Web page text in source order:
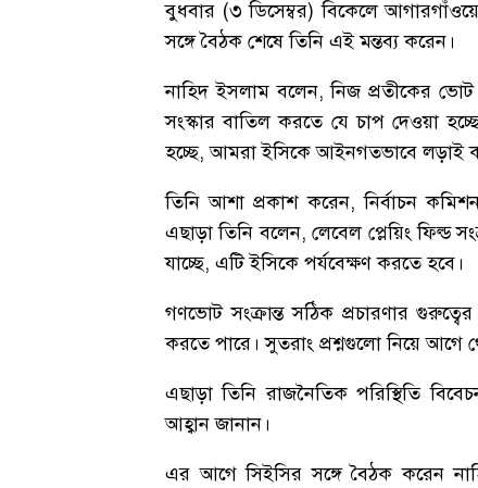
বুধবার (৩ ডিসেম্বর) বিকেলে
সঙ্গে বৈঠক শেষে তিনি এই মন্তব্য করেন।
নাহিদ ইসলাম বলেন, নিজ প্রতীকের
সংস্কার বাতিল করতে যে চাপ দেওয়া
হচ্ছে, আমরা ইসিকে আইনগতভাবে লড়াই
তিনি আশা প্রকাশ করেন, নির্বাচন
এছাড়া তিনি বলেন, লেবেল প্লেয়িং ফিল্ড
যাচ্ছে, এটি ইসিকে পর্যবেক্ষণ করতে হবে।
গণভোট সংক্রান্ত সঠিক প্রচারণার গুরুত্বের
করতে পারে। সুতরাং প্রশ্নগুলো নিয়ে আগে
এছাড়া তিনি রাজনৈতিক পরিস্থিতি
আহ্বান জানান।
এর আগে সিইসির সঙ্গে বৈঠক করেন